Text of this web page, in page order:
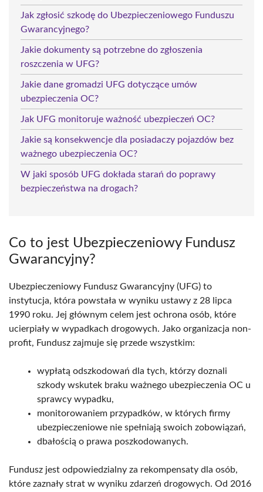
Jak zgłosić szkodę do Ubezpieczeniowego Funduszu
Gwarancyjnego?
Jakie dokumenty są potrzebne do zgłoszenia
roszczenia w UFG?
Jakie dane gromadzi UFG dotyczące umów
ubezpieczenia OC?
Jak UFG monitoruje ważność ubezpieczeń OC?
Jakie są konsekwencje dla posiadaczy pojazdów bez
ważnego ubezpieczenia OC?
W jaki sposób UFG dokłada starań do poprawy
bezpieczeństwa na drogach?
Co to jest Ubezpieczeniowy Fundusz
Gwarancyjny?
Ubezpieczeniowy Fundusz Gwarancyjny (UFG) to
instytucja, która powstała w wyniku ustawy z 28 lipca
1990 roku. Jej głównym celem jest ochrona osób, które
ucierpiały w wypadkach drogowych. Jako organizacja non-
profit, Fundusz zajmuje się przede wszystkim:
wypłatą odszkodowań dla tych, którzy doznali
szkody wskutek braku ważnego ubezpieczenia OC u
sprawcy wypadku,
monitorowaniem przypadków, w których firmy
ubezpieczeniowe nie spełniają swoich zobowiązań,
dbałością o prawa poszkodowanych.
Fundusz jest odpowiedzialny za rekompensaty dla osób,
które zaznały strat w wyniku zdarzeń drogowych. Od 2016